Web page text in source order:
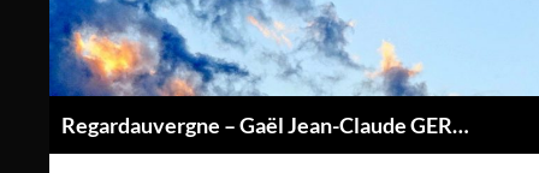
contenu
Regardauvergne – Gaël Jean-Claude GERARD